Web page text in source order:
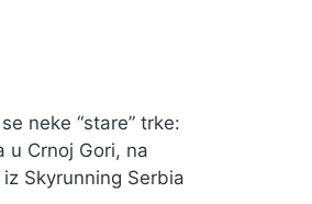
neke “stare” trke:
u Crnoj Gori, na
Skyrunning Serbia